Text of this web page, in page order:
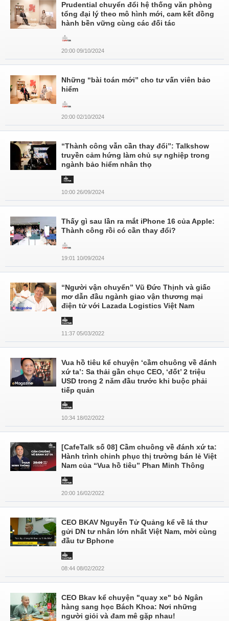
Prudential chuyển đổi hệ thống văn phòng
tổng đại lý theo mô hình mới, cam kết đồng
hành bền vững cùng các đối tác
20:00 09/10/2024
Những “bài toán mới” cho tư vấn viên bảo
hiểm
20:00 02/10/2024
“Thành công vẫn cần thay đổi”: Talkshow
truyền cảm hứng làm chủ sự nghiệp trong
ngành bảo hiểm nhân thọ
10:00 26/09/2024
Thấy gì sau lần ra mắt iPhone 16 của Apple:
Thành công rồi có cần thay đổi?
19:01 10/09/2024
“Người vận chuyển” Vũ Đức Thịnh và giấc
mơ dẫn đầu ngành giao vận thương mại
điện tử với Lazada Logistics Việt Nam
11:37 05/03/2022
Vua hồ tiêu kể chuyện ‘cầm chuông về đánh
xứ ta’: Sa thải gần chục CEO, ‘đốt’ 2 triệu
USD trong 2 năm đầu trước khi buộc phải
tiếp quản
10:34 18/02/2022
[CafeTalk số 08] Cầm chuông về đánh xứ ta:
Hành trình chinh phục thị trường bán lẻ Việt
Nam của “Vua hồ tiêu” Phan Minh Thông
20:00 16/02/2022
CEO BKAV Nguyễn Tử Quảng kể về lá thư
gửi DN tư nhân lớn nhất Việt Nam, mời cùng
đầu tư Bphone
08:44 08/02/2022
CEO Bkav kể chuyện "quay xe" bỏ Ngân
hàng sang học Bách Khoa: Nơi những
người giỏi và đam mê gặp nhau!